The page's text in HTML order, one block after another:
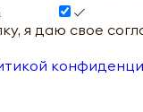
я даю свое